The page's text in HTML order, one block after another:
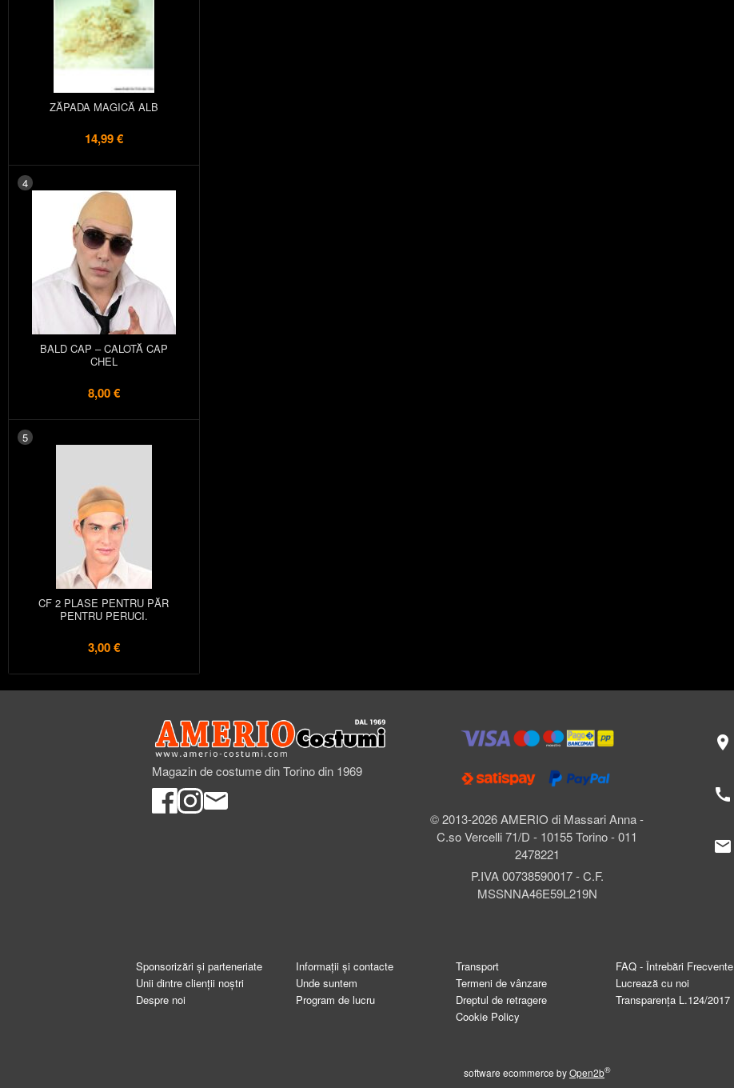
ZĂPADA MAGICĂ ALB
14,99 €
4
BALD CAP – CALOTĂ CAP
CHEL
8,00 €
5
CF 2 PLASE PENTRU PĂR
PENTRU PERUCI.
3,00 €
Magazin de costume din Torino din 1969
© 2013-2026 AMERIO di Massari Anna -
C.so Vercelli 71/D - 10155 Torino - 011
2478221
P.IVA 00738590017 - C.F.
MSSNNA46E59L219N
location_on
call
mail
Sponsorizări și parteneriate
Unii dintre clienții noștri
Despre noi
Informații și contacte
Unde suntem
Program de lucru
Transport
Termeni de vânzare
Dreptul de retragere
Cookie Policy
FAQ - Întrebări Frecvente
Lucrează cu noi
Transparența L.124/2017
software ecommerce byOpen2b®